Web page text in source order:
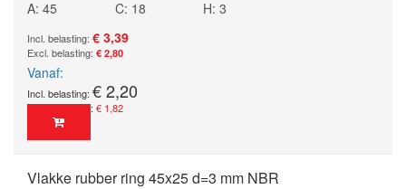
A: 45 C: 18
H: 3
€ 3,39
€ 2,80
Vanaf
€ 2,20
€ 1,82
Vlakke rubber ring 45x25 d=3 mm NBR